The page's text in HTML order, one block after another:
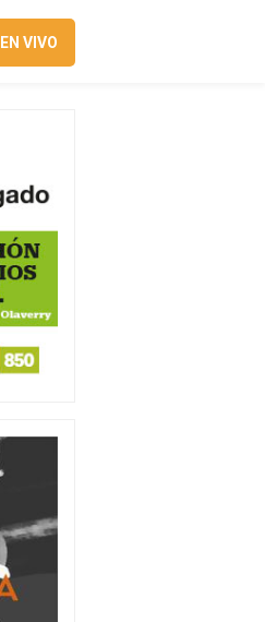
VIVO